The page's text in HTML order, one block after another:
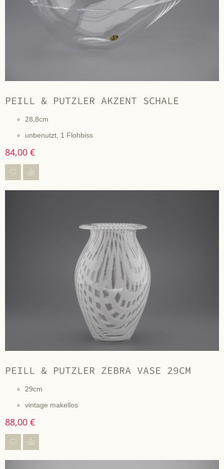
PEILL & PUTZLER AKZENT SCHALE
28,8cm
unbenutzt, 1 Flohbiss
84,00 €
PEILL & PUTZLER ZEBRA VASE 29CM
29cm
vintage makellos
88,00 €